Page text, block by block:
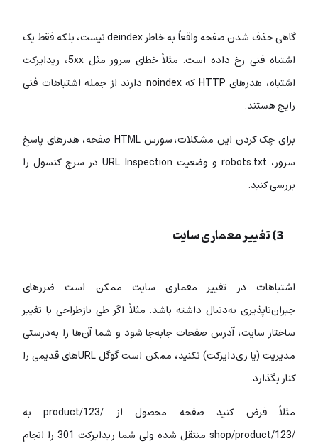
گاهی حذف شدن صفحه واقعاً به خاطر deindex نیست، بلکه فقط یک
اشتباه فنی رخ داده است. مثلاً خطای سرور مثل 5xx، ریدایرکت
اشتباه، هدرهای HTTP که noindex دارند از جمله اشتباهات فنی
رایج هستند.
برای چک کردن این مشکلات، سورس HTML صفحه، هدرهای پاسخ
سرور، robots.txt و وضعیت URL Inspection در سرچ کنسول را
بررسی کنید.
3) تغییر معماری سایت
اشتباهات در تغییر معماری سایت ممکن است ضررهای
جبران‌ناپذیری به‌دنبال داشته باشد. مثلاً اگر طی بازطراحی یا تغییر
ساختار سایت، آدرس صفحات جابه‌جا شود و شما آن‌ها را به‌درستی
مدیریت (یا ری‌دایرکت) نکنید، ممکن است گوگل URLهای قدیمی را
کنار بگذارد.
مثلاً فرض کنید صفحه محصول از /product/123 به
/shop/product/123 منتقل شده ولی شما ریدایرکت 301 را انجام